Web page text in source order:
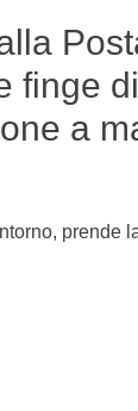
finge
a
prende